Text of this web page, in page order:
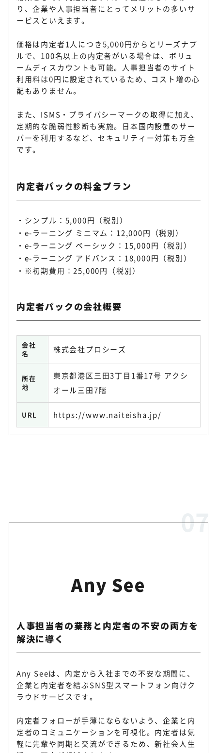
り、企業や人事担当者にとってメリットの多いサ
ービスといえます。
価格は内定者1人につき5,000円からとリーズナブ
ルで、100名以上の内定者がいる場合は、ボリュ
ームディスカウントも可能。人事担当者のサイト
利用料は0円に設定されているため、コスト増の心
配もありません。
また、ISMS・プライバシーマークの取得に加え、
定期的な脆弱性診断も実施。日本国内設置のサー
バーを利用するなど、セキュリティー対策も万全
です。
内定者パックの料金プラン
シンプル：5,000円（税別）
e-ラーニング ミニマム：12,000円（税別）
e-ラーニング ベーシック：15,000円（税別）
e-ラーニング アドバンス：18,000円（税別）
※初期費用：25,000円（税別）
内定者パックの会社概要
会社
名
株式会社プロシーズ
所在
地
東京都港区三田3丁目1番17号 アクシ
オール三田7階
URL https://www.naiteisha.jp/
Any See
人事担当者の業務と内定者の不安の両方を
解決に導く
Any Seeは、内定から入社までの不安な期間に、
企業と内定者を結ぶSNS型スマートフォン向けク
ラウドサービスです。
内定者フォローが手薄にならないよう、企業と内
定者のコミュニケーションを可視化。内定者は気
軽に先輩や同期と交流ができるため、新社会人生